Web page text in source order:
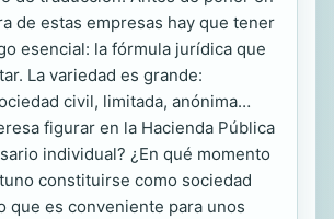
de estas empresas hay que tener
esencial: la fórmula jurídica que
La variedad es grande:
civil, limitada, anónima…
figurar en la Hacienda Pública
individual? ¿En qué momento
constituirse como sociedad
que es conveniente para unos